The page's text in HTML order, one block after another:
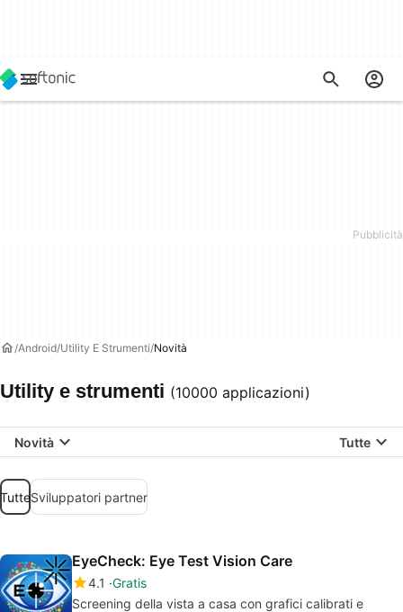
Android Utility E Strumenti Novità
Utility e strumenti (10000 applicazioni)
Novità Tutte
TutteSviluppatori partner
EyeCheck: Eye Test Vision Care
4.1 Gratis
Screening della vista a casa con grafici calibrati e